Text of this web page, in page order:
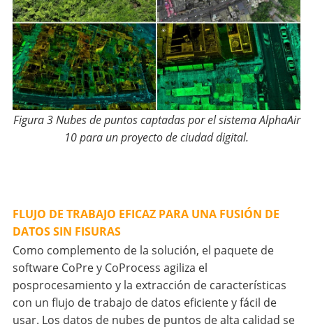
Figura 3 Nubes de puntos captadas por el sistema AlphaAir
10 para un proyecto de ciudad digital.
FLUJO DE TRABAJO EFICAZ PARA UNA FUSIÓN DE
DATOS SIN FISURAS
Como complemento de la solución, el paquete de
software CoPre y CoProcess agiliza el
posprocesamiento y la extracción de características
con un flujo de trabajo de datos eficiente y fácil de
usar. Los datos de nubes de puntos de alta calidad se